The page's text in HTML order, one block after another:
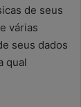
de seus
várias
seus dados
qual